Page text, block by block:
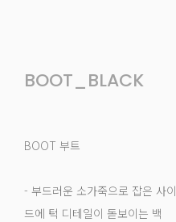
BOOT_BLACK
BOOT 부트
- 부드러운 소가죽으로 잡은 사이
드에 턱 디테일이 돋보이는 백